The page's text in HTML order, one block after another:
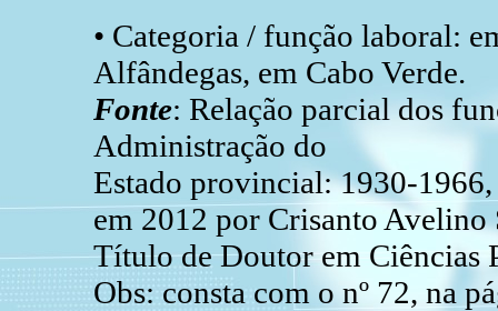
• Categoria / função laboral:
Alfândegas, em Cabo Verde.
Fonte: Relação parcial dos
Administração do
Estado provincial: 1930-
em 2012 por Crisanto Avelino
Título de Doutor em Ciências
Obs: consta com o nº 72, na